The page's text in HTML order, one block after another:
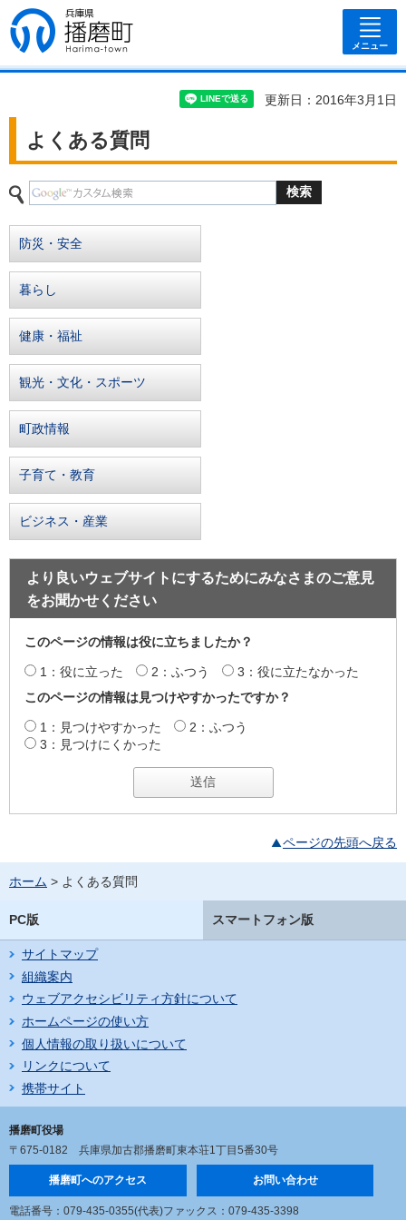
兵庫県 播磨
町
メニュー
更新日：2016年3月1日
よくある質問
防災・安全
暮らし
健康・福祉
観光・文化・スポーツ
町政情報
子育て・教育
ビジネス・産業
より良いウェブサイトにするためにみなさまのご意見
をお聞かせください
このページの情報は役に立ちましたか？
1：役に立った 2：ふつう
3：役に立たなかった
このページの情報は見つけやすかったですか？
1：見つけやすかった
2：ふつう
3：見つけにくかった
ページの先頭へ戻る
ホーム > よくある質問
PC版 スマートフォン版
サイトマップ
組織案内
ウェブアクセシビリティ方針について
ホームページの使い方
個人情報の取り扱いについて
リンクについて
携帯サイト
播磨町役場
〒675-0182 兵庫県加古郡播磨町東本荘1丁目5番30号
播磨町へのアクセス お問い合わせ
電話番号：079-435-0355(代表)ファックス：079-435-3398